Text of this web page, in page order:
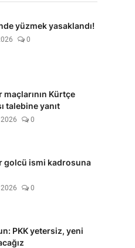
yüzmek yasaklandı!
0
Kürtçe
talebine yanıt
0
golcü ismi kadrosuna
0
PKK yetersiz, yeni